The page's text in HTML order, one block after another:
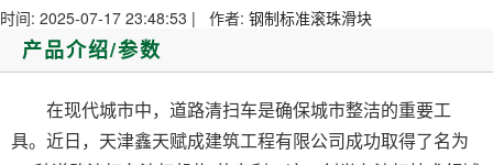
时间: 2025-07-17 23:48:53 | 作者: 钢制标准滚珠滑块
产品介绍/参数
在现代城市中，道路清扫车是确保城市整洁的重要工
具。近日，天津鑫天赋成建筑工程有限公司成功取得了名为